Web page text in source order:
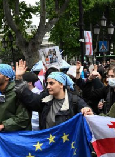
öffnen/schließen